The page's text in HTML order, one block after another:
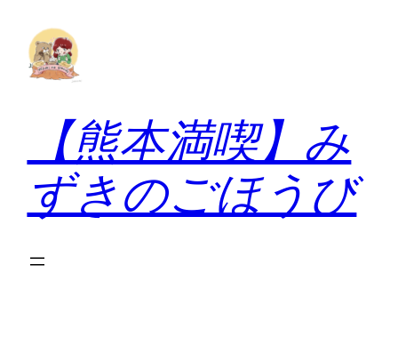
【熊本満喫】み
ずきのごほうび